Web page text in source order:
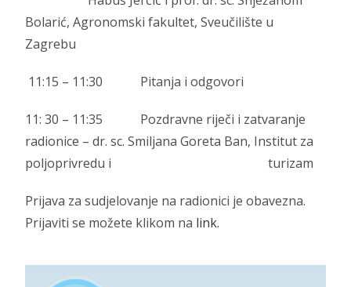
Bolarić, Agronomski fakultet, Sveučilište u
Zagrebu
11:15 – 11:30 Pitanja i odgovori
11: 30 – 11:35 Pozdravne riječi i zatvaranje
radionice – dr.sc. Smiljana Goreta Ban, Institut za
poljoprivredu i turizam
Prijava za sudjelovanje na radionici je obavezna.
Prijaviti se možete klikom na link.